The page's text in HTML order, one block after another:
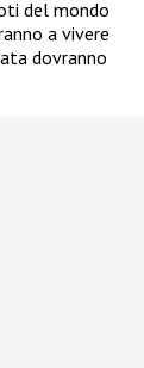
del mondo
a vivere
dovranno